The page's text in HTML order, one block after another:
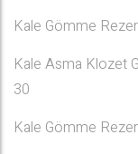
Kale Gömme
Kale Asma Klozet
30
Kale Gömme